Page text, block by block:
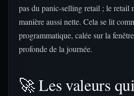
pas du panic-selling retail ; le retail
manière aussi nette. Cela se lit
programmatique, calée sur la
profonde de la journée.
🚀 Les valeurs